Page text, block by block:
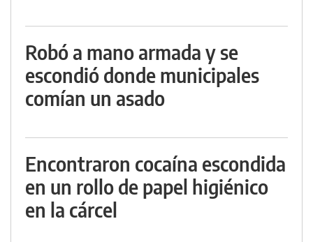
Robó a mano armada y se
escondió donde municipales
comían un asado
Encontraron cocaína escondida
en un rollo de papel higiénico
en la cárcel